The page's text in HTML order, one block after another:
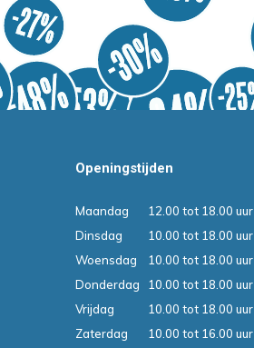
Openingstijden
Maandag
12.00 tot 18.00 uur
Dinsdag
10.00 tot 18.00 uur
Woensdag
10.00 tot 18.00 uur
Donderdag
10.00 tot 18.00 uur
Vrijdag
10.00 tot 18.00 uur
Zaterdag
10.00 tot 16.00 uur